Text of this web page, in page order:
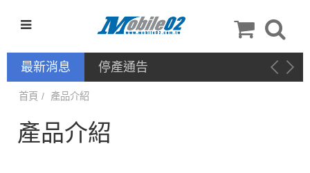
最新消息 停產通告
首頁 產品介紹
產品介紹